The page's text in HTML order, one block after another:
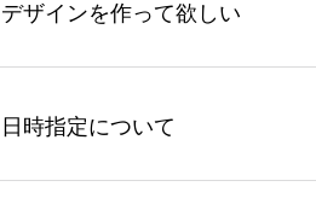
バッグコンシェルやタンブラ
デザインを作って欲しい
ン作成のお手伝いをすること
合は、デザインツールをご利
日時指定について